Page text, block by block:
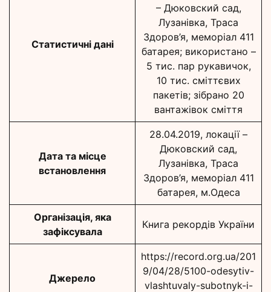
Статистичні дані
– Дюковский сад,
Лузанівка, Траса
Здоров’я, меморіал 411
батарея; використано –
5 тис. пар рукавичок,
10 тис. сміттєвих
пакетів; зібрано 20
вантажівок сміття
Дата та місце
встановлення
28.04.2019, локації –
Дюковский сад,
Лузанівка, Траса
Здоров’я, меморіал 411
батарея, м.Одеса
Організація, яка
зафіксувала
Книга рекордів України
Джерело
https://record.org.ua/201
9/04/28/5100-odesytiv-
vlashtuvaly-subotnyk-i-